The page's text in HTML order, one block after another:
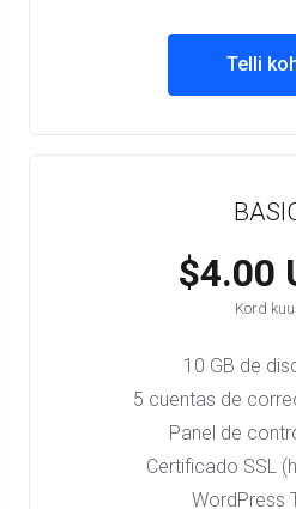
Telli
$4.00
Kord
10 GB de
5 cuentas de
Panel de
Certificado SSL
WordPress